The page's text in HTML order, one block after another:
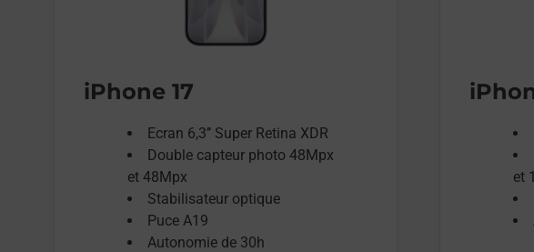
iPhone 17
Ecran 6,3’’ Super Retina XDR
Double capteur photo 48Mpx
et 48Mpx
Stabilisateur optique
Puce A19
Autonomie de 30h
et